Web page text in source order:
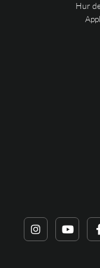
Hur